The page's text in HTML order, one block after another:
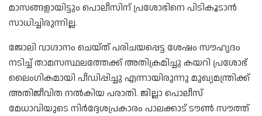
മാസങ്ങളായിട്ടും പൊലീസിന് പ്രശോഭിനെ പിടികൂടാൻ
സാധിച്ചിരുന്നില്ല.
ജോലി വാഗ്ദാനം ചെയ്ത് പരിചയപ്പെട്ട ശേഷം സൗഹൃദം
നടിച്ച് താമസസ്ഥലത്തേക്ക് അതിക്രമിച്ചു കയറി പ്രശോഭ്
ലൈംഗികമായി പീഡിപ്പിച്ചു എന്നായിരുന്നു മുഖ്യമന്ത്രിക്ക്
അതിജീവിത നൽകിയ പരാതി. ജില്ലാ പൊലീസ്
മേധാവിയുടെ നിർദ്ദേശപ്രകാരം പാലക്കാട് ടൗൺ സൗത്ത്